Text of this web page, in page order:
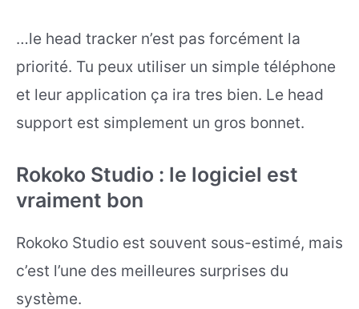
…le head tracker n’est pas forcément la
priorité. Tu peux utiliser un simple téléphone
et leur application ça ira tres bien. Le head
support est simplement un gros bonnet.
Rokoko Studio : le logiciel est
vraiment bon
Rokoko Studio est souvent sous-estimé, mais
c’est l’une des meilleures surprises du
système.